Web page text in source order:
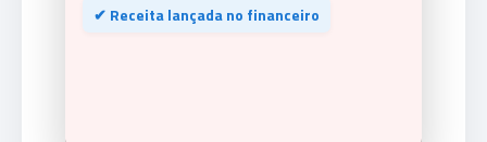
✔ Receita lançada no financeiro